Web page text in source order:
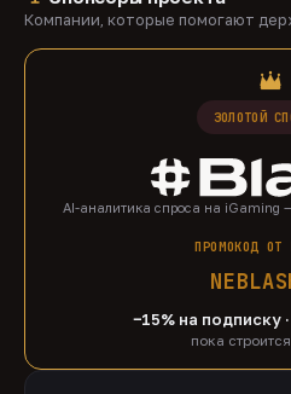
Компании, которые помогают
ЗОЛОТОЙ
AI-аналитика спроса на iGaming
ПРОМОКОД ОТ
−15% на подписку
пока